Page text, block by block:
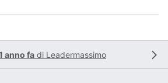
anno fa di Leadermassimo